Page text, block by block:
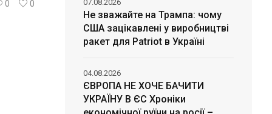
0 0
Не зважайте на Трампа: чому
США зацікавлені у виробництві
ракет для Patriot в Україні
07.08.2026
ЄВРОПА НЕ ХОЧЕ БАЧИТИ
УКРАЇНУ В ЄС Хроніки
04.08.2026